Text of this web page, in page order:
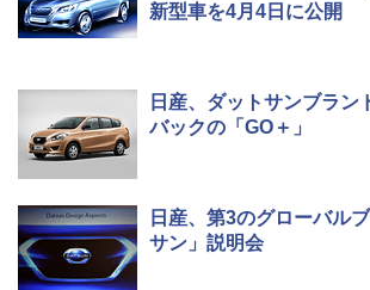
新型車を4月4日に公開
日産、ダットサンブラン
バックの「GO＋」
日産、第3のグローバル
サン」説明会